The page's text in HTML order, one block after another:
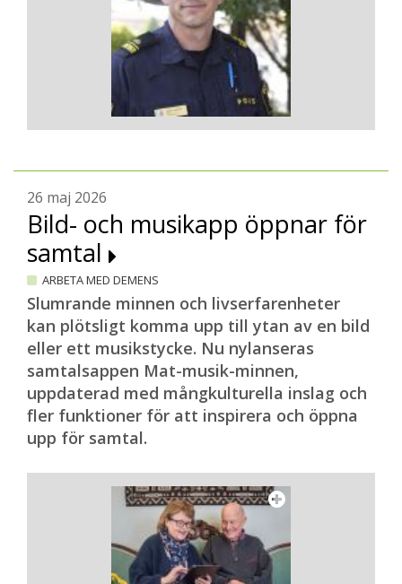
26 maj 2026
Bild- och musikapp öppnar för
samtal
ARBETA MED DEMENS
Slumrande minnen och livserfarenheter
kan plötsligt komma upp till ytan av en bild
eller ett musikstycke. Nu nylanseras
samtalsappen Mat-musik-minnen,
uppdaterad med mångkulturella inslag och
fler funktioner för att inspirera och öppna
upp för samtal.